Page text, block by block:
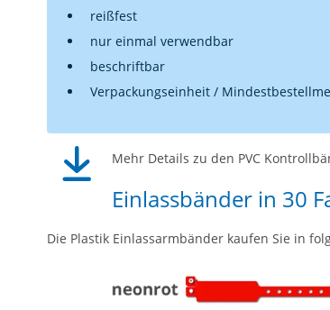
reißfest
nur einmal verwendbar
beschriftbar
Verpackungseinheit /
Mehr Details zu den PVC
Einlassbänder in 30
Die Plastik Einlassarmbänder kaufen Sie in